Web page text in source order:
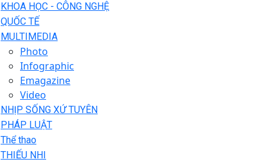
KHOA HỌC - CÔNG NGHỆ
QUỐC TẾ
MULTIMEDIA
Photo
Infographic
Emagazine
Video
NHỊP SỐNG XỨ TUYÊN
PHÁP LUẬT
Thể thao
THIẾU NHI